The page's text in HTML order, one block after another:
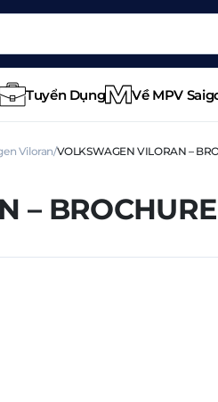
Tuyển Dụng Về MPV
Viloran VOLKSWAGEN VILORAN –
–